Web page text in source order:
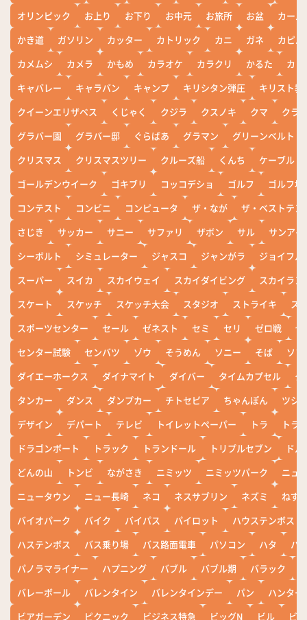
オリンピック
お上り お下り お中元 お旅所 お盆
カー
かき道
ガソリン カッター カトリック カニ ガネ
カピバ
カメムシ
カメラ かもめ カラオケ カラクリ かるた
カレ
キャバレー
キャラバン キャンプ キリシタン弾圧
キリスト教
クイーンエリザベス
くじゃく クジラ クスノキ クマ
クラ
グラバー園
グラバー邸 ぐらばあ グラマン
グリーンベルト
クリスマス
クリスマスツリー クルーズ船 くんち
ケーブル
ゴールデンウイーク
ゴキブリ コッコデショ ゴルフ
ゴルフ場
コンテスト
コンビニ コンピュータ ザ・なが
ザ・ベストテン
さじき
サッカー サニー サファリ ザボン サル
サンアイ
シーボルト
シミュレーター ジャスコ ジャンがラ
ジョイフル
スーパー
スイカ スカイウェイ スカイダイビング
スカイラン
スケート
スケッチ スケッチ大会 スタジオ ストライキ
ス
スポーツセンター
セール ゼネスト セミ セリ ゼロ戦
ぜ
センター試験
センバツ ゾウ そうめん ソニー そば
ソ
ダイエーホークス
ダイナマイト ダイバー タイムカプセル
タ
タンカー
ダンス ダンプカー チトセピア ちゃんぽん
ツシ
デザイン
デパート テレビ トイレットペーパー トラ
トラ
ドラゴンボート
トラック トランドール トリプルセブン
ド
どんの山
トンビ ながさき ニミッツ ニミッツパーク
ニュ
ニュータウン
ニュー長崎 ネコ ネスサブリン ネズミ
ねず
バイオパーク
バイク バイパス パイロット
ハウステンボス
ハステンボス
バス乗り場 バス路面電車 パソコン ハタ
ハ
パノラマライナー
ハプニング バブル バブル期 バラック
バレーボール
バレンタイン バレンタインデー パン
ハンター
ビアガーデン
ピクニック ビジネス特急 ビッグN ビル ビワ